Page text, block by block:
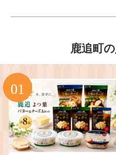
鹿追町